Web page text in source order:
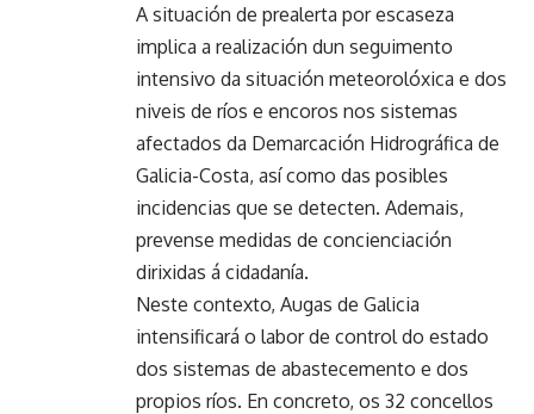
A situación de prealerta por escaseza
implica a realización dun seguimento
intensivo da situación meteorolóxica e dos
niveis de ríos e encoros nos sistemas
afectados da Demarcación Hidrográfica de
Galicia-Costa, así como das posibles
incidencias que se detecten. Ademais,
prevense medidas de concienciación
dirixidas á cidadanía.
Neste contexto, Augas de Galicia
intensificará o labor de control do estado
dos sistemas de abastecemento e dos
propios ríos. En concreto, os 32 concellos